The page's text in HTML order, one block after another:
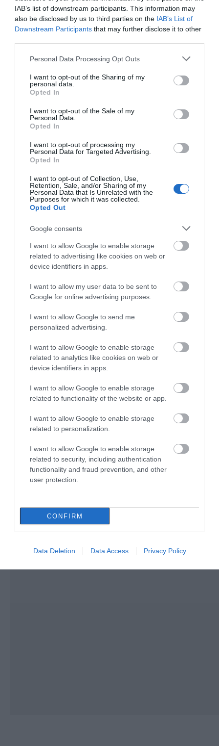
IAB’s list of downstream participants. This information may
also be disclosed by us to third parties on the IAB’s List of
Downstream Participants that may further disclose it to other
Please note that this website/app uses one or more Google
not limited to your visit or usage behaviour. You may click to
grant or deny consent to Google and its third-party tags to
use your data for below specified purposes in below Google
consent section.
Personal Data Processing Opt Outs
I want to opt-out of the Sharing of my
personal data.
Opted In
I want to opt-out of the Sale of my
Personal Data.
Opted In
I want to opt-out of processing my
Personal Data for Targeted Advertising.
Opted In
I want to opt-out of Collection, Use,
Retention, Sale, and/or Sharing of my
Personal Data that Is Unrelated with the
Purposes for which it was collected.
Opted Out
Google consents
I want to allow Google to enable storage
related to advertising like cookies on web or
device identifiers in apps.
I want to allow my user data to be sent to
Google for online advertising purposes.
I want to allow Google to send me
personalized advertising.
I want to allow Google to enable storage
related to analytics like cookies on web or
device identifiers in apps.
I want to allow Google to enable storage
related to functionality of the website or app.
I want to allow Google to enable storage
related to personalization.
I want to allow Google to enable storage
related to security, including authentication
functionality and fraud prevention, and other
user protection.
CONFIRM
Data Deletion Data Access Privacy Policy
εικόνες
07.08.2026 | 12:45
δουλέψουν στις 15 Αυγούστου
07.08.2026 | 12:30
Τροχαίο με αυτοκίνητο μεγάλου
δήμου στην Εύβοια
07.08.2026 | 12:15
Αυτές είναι οι επικίνδυνες
εβδομάδες του ελληνικού
καλοκαιριού για φωτιές
Χωρίς νερό τώρα περιοχές της
Χαλκίδας
Δελφίνια κολυμπούν δίπλα σε
σκάφος τουριστών – Δείτε βίντεο
07.08.2026 | 11:30
Συναγερμός στην Εύβοια: Στιγμές
επιβάτες
07.08.2026 | 11:15
Έκτακτη διακοπή νερού τώρα
στην παραλία Αυλίδας
07.08.2026 | 11:00
Η Κύμη στο επίκεντρο της
έναρξη!
07.08.2026 | 10:45
Τι είναι οι γανωματήδες και γιατί
έφτασαν σε αυτό το χωριό της
Εύβοιας;
07.08.2026 | 10:30
Όλες οι τελευταίες ειδήσεις
ΠΕΡΙΣΣΟΤΕΡΑ ΑΠΟ ΕΙΔΗΣΕΙΣ ΕΥΒΟΙΑ
Μεγάλο πανηγύρι
απόψε με την Χαρά
Βέρρα στην Εύβοια – Η
περιοχή
Αποκαλύπτει: Τρία
πυροσβεστικά
οχήματα έφτασαν στην
Εύβοια! Που θα δοθούν
Σκύρος: Στάχτη πάνω
στο Νησί – Νέες εικόνες
Τροχαίο με αυτοκίνητο
Εύβοια
περιοχές της Χαλκίδας
Εύβοια: Στιγμές
αγωνίας για ιστιοφόρο